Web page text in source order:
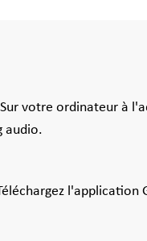
votre ordinateur à
audio.
l'application